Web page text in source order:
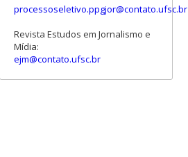
processoseletivo.ppgjor@contato.ufsc.br
Revista Estudos em Jornalismo e
Mídia:
ejm@contato.ufsc.br